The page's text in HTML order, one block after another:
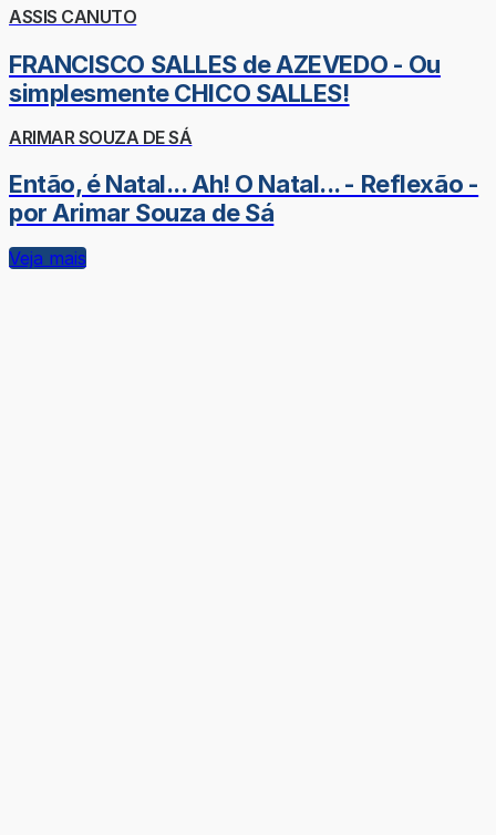
ASSIS CANUTO
FRANCISCO SALLES de AZEVEDO - Ou
simplesmente CHICO SALLES!
ARIMAR SOUZA DE SÁ
Então, é Natal... Ah! O Natal... - Reflexão -
por Arimar Souza de Sá
Veja mais